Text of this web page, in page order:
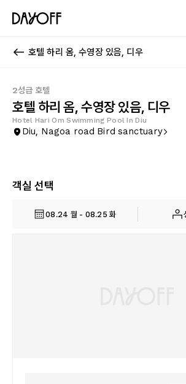
호텔 하리 옴, 수영장 있음, 디우
2성급 호텔
호텔 하리 옴, 수영장 있음, 디우
Hotel Hari Om Swimming Pool In Diu
Diu, Nagoa road Bird sanctuary
객실 선택
08.24 월 - 08.25 화